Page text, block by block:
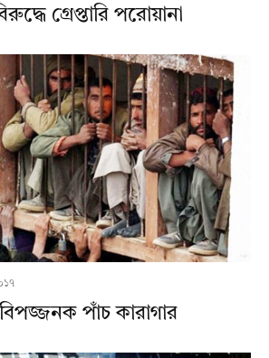
গ্রেপ্তারি পরোয়ানা
পাঁচ কারাগার